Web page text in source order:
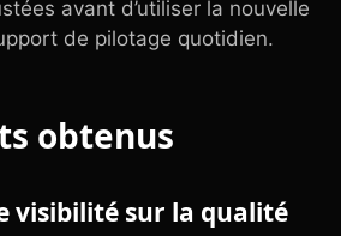
avant d’utiliser la nouvelle
de pilotage quotidien.
obtenus
visibilité sur la qualité